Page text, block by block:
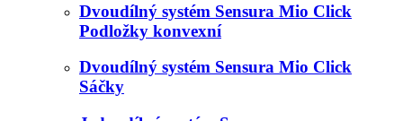
Dvoudílný systém Sensura Mio Click
Podložky konvexní
Dvoudílný systém Sensura Mio Click
Sáčky